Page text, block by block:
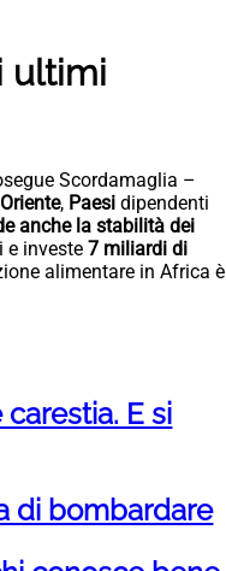
ultimi
Scordamaglia –
Oriente, Paesi dipendenti
anche la stabilità dei
e investe 7 miliardi di
alimentare in Africa è
E si
di bombardare